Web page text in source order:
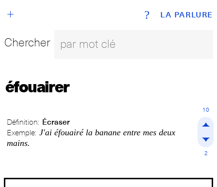
LA PARLURE
+ ?
Chercher
éfouairer
Définition: Écraser
Exemple: J'ai éfouairé la banane entre mes deux
mains.
10
2